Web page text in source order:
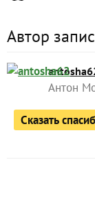
Автор
Антон
Сказать